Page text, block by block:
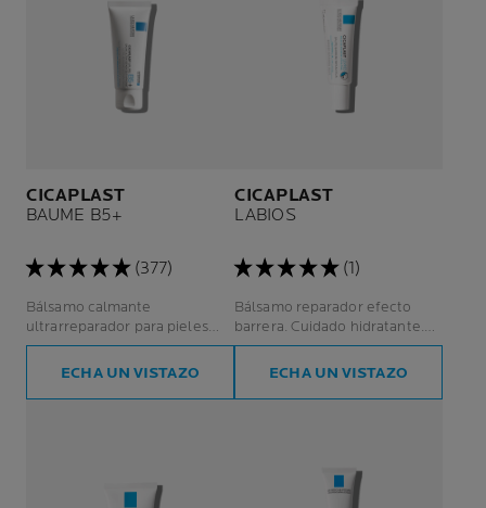
CICAPLAST
BAUME B5+
(377)
Bálsamo calmante
ultrarreparador para pieles
irritadas o fragilizadas.
ECHA UN VISTAZO
CICAPLAST
LABIOS
(1)
Bálsamo reparador efecto
barrera. Cuidado hidratante.
Labios/zonas irritadas.
ECHA UN VISTAZO